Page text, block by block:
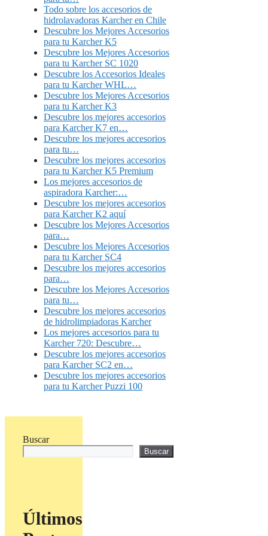
Todo sobre los accesorios de
hidrolavadoras Karcher en Chile
Descubre los Mejores Accesorios
para tu Karcher K5
Descubre los Mejores Accesorios
para tu Karcher SC 1020
Descubre los Accesorios Ideales
para tu Karcher WHL…
Descubre los Mejores Accesorios
para tu Karcher K3
Descubre los mejores accesorios
para Karcher K7 en…
Descubre los mejores accesorios
para tu…
Descubre los mejores accesorios
para tu Karcher K5 Premium
Los mejores accesorios de
aspiradora Karcher:…
Descubre los mejores accesorios
para Karcher K2 aquí
Descubre los Mejores Accesorios
para…
Descubre los Mejores Accesorios
para tu Karcher SC4
Descubre los mejores accesorios
para…
Descubre los Mejores Accesorios
para tu…
Descubre los mejores accesorios
de hidrolimpiadoras Karcher
Los mejores accesorios para tu
Karcher 720: Descubre…
Descubre los mejores accesorios
para Karcher SC2 en…
Descubre los mejores accesorios
para tu Karcher Puzzi 100
Buscar
Buscar
Últimos